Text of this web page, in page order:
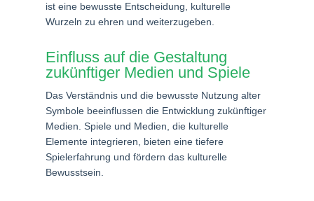
ist eine bewusste Entscheidung, kulturelle
Wurzeln zu ehren und weiterzugeben.
Einfluss auf die Gestaltung
zukünftiger Medien und Spiele
Das Verständnis und die bewusste Nutzung alter
Symbole beeinflussen die Entwicklung zukünftiger
Medien. Spiele und Medien, die kulturelle
Elemente integrieren, bieten eine tiefere
Spielerfahrung und fördern das kulturelle
Bewusstsein.